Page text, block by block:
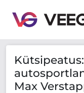
Kütsipeatus:
Max